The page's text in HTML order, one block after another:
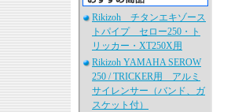
Rikizoh チタンエキゾース
トパイプ セロー250・ト
リッカー・XT250X用
Rikizoh YAMAHA SEROW
250 / TRICKER用 アルミ
サイレンサー（バンド、ガ
スケット付）